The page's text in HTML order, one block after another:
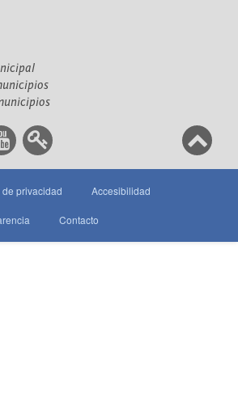
de privacidad Accesibilidad
Contacto